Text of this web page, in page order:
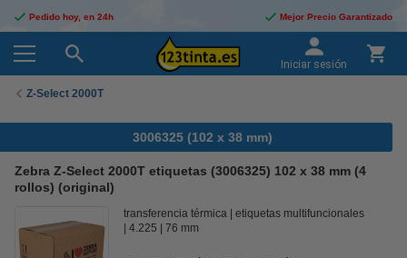
Pedido hoy, en 24h Mejor Precio Garantizado
Iniciar sesión
Z-Select 2000T
3006325 (102 x 38 mm)
Zebra Z-Select 2000T etiquetas (3006325) 102 x 38 mm (4
rollos) (original)
transferencia térmica
etiquetas multifuncionales
4.225
76 mm